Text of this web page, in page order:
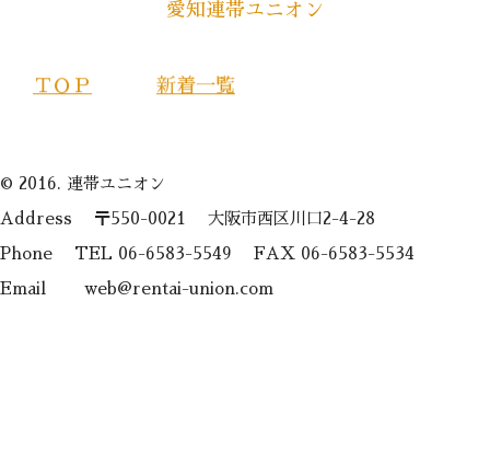
愛知連帯ユニオン
ＴＯＰ 新着一覧
© 2016. 連帯ユニオン
Address 〒550-0021 大阪市西区川口2-4-28
Phone TEL 06-6583-5549 FAX 06-6583-5534
Email web@rentai-union.com